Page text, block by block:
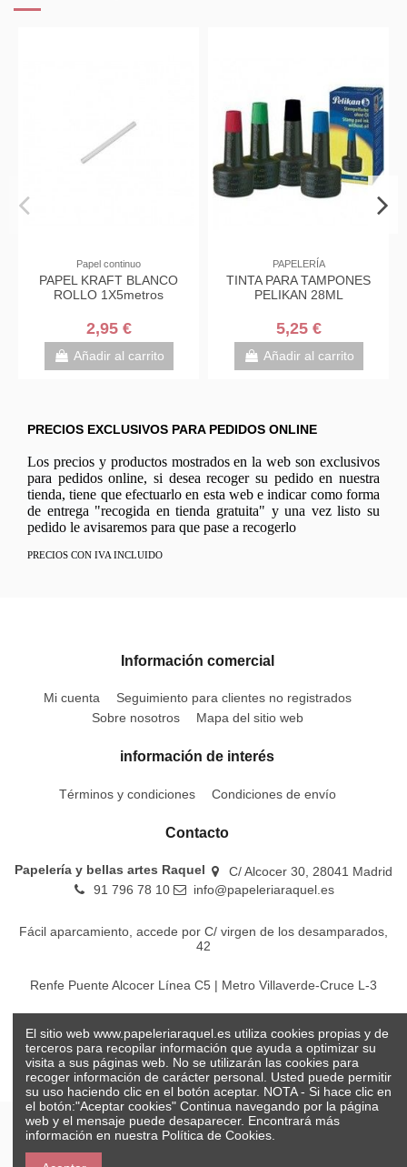
Papel continuo
PAPEL KRAFT BLANCO
ROLLO 1X5metros
2,95 €
Añadir al carrito
PAPELERÍA
TINTA PARA TAMPONES
PELIKAN 28ML
5,25 €
Añadir al carrito
PRECIOS EXCLUSIVOS PARA PEDIDOS ONLINE
Los precios y productos mostrados en la web son exclusivos
para pedidos online, si desea recoger su pedido en nuestra
tienda, tiene que efectuarlo en esta web e indicar como forma
de entrega "recogida en tienda gratuita" y una vez listo su
pedido le avisaremos para que pase a recogerlo
PRECIOS CON IVA INCLUIDO
Información comercial
Mi cuenta
Seguimiento para clientes no registrados
Sobre nosotros
Mapa del sitio web
información de interés
Términos y condiciones Condiciones de envío
Contacto
Papelería y bellas artes Raquel
C/ Alcocer 30, 28041 Madrid
91 796 78 10
info@papeleriaraquel.es
Fácil aparcamiento, accede por C/ virgen de los desamparados,
42
Renfe Puente Alcocer Línea C5 | Metro Villaverde-Cruce L-3
El sitio web www.papeleriaraquel.es utiliza cookies propias y de
terceros para recopilar información que ayuda a optimizar su
visita a sus páginas web. No se utilizarán las cookies para
recoger información de carácter personal. Usted puede permitir
su uso haciendo clic en el botón aceptar. NOTA - Si hace clic en
el botón:"Aceptar cookies" Continua navegando por la página
web y el mensaje puede desaparecer. Encontrará más
información en nuestra Política de Cookies.